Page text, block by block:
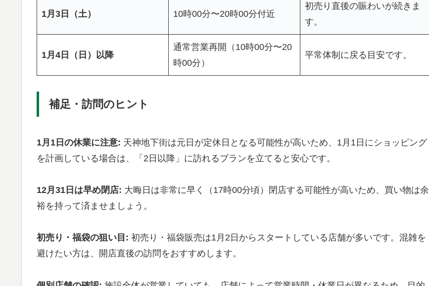
1月3日（土） 10時00分〜20時00分付近
初売り直後の賑わいが続きま
す。
1月4日（日）以降
通常営業再開（10時00分〜20
時00分）
平常体制に戻る目安です。
補足・訪問のヒント
1月1日の休業に注意: 天神地下街は元日が定休日となる可能性が高いため、1月1日にショッピング
を計画している場合は、「2日以降」に訪れるプランを立てると安心です。
12月31日は早め閉店: 大晦日は非常に早く（17時00分頃）閉店する可能性が高いため、買い物は余
裕を持って済ませましょう。
初売り・福袋の狙い目: 初売り・福袋販売は1月2日からスタートしている店舗が多いです。混雑を
避けたい方は、開店直後の訪問をおすすめします。